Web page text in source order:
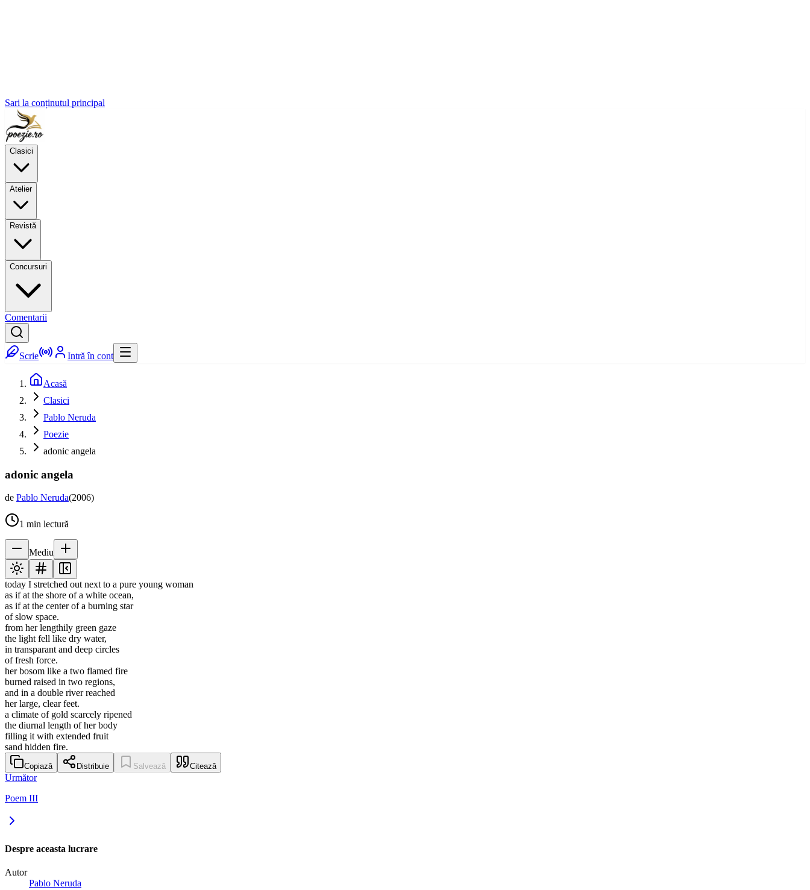
Sari la conținutul principal
Clasici
Atelier
Revistă
Concursuri
Comentarii
Scrie Intră în cont
Acasă
Clasici
Pablo Neruda
Poezie
adonic angela
adonic angela
de Pablo Neruda(2006)
1 min lectură
Mediu
today I stretched out next to a pure young woman
as if at the shore of a white ocean,
as if at the center of a burning star
of slow space.
from her lengthily green gaze
the light fell like dry water,
in transparant and deep circles
of fresh force.
her bosom like a two flamed fire
burned raised in two regions,
and in a double river reached
her large, clear feet.
a climate of gold scarcely ripened
the diurnal length of her body
filling it with extended fruit
sand hidden fire.
Copiază Distribuie Salvează Citează
Următor
Poem III
Despre aceasta lucrare
Autor
Pablo Neruda